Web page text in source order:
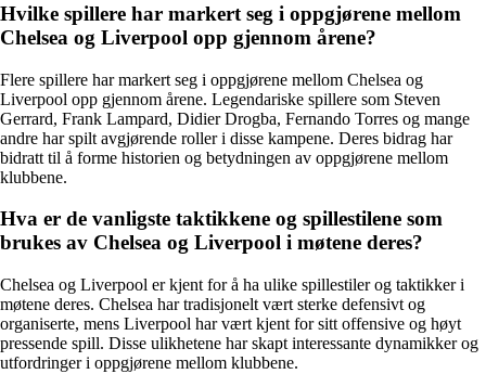
Hvilke spillere har markert seg i oppgjørene mellom
Chelsea og Liverpool opp gjennom årene?
Flere spillere har markert seg i oppgjørene mellom Chelsea og
Liverpool opp gjennom årene. Legendariske spillere som Steven
Gerrard, Frank Lampard, Didier Drogba, Fernando Torres og mange
andre har spilt avgjørende roller i disse kampene. Deres bidrag har
bidratt til å forme historien og betydningen av oppgjørene mellom
klubbene.
Hva er de vanligste taktikkene og spillestilene som
brukes av Chelsea og Liverpool i møtene deres?
Chelsea og Liverpool er kjent for å ha ulike spillestiler og taktikker i
møtene deres. Chelsea har tradisjonelt vært sterke defensivt og
organiserte, mens Liverpool har vært kjent for sitt offensive og høyt
pressende spill. Disse ulikhetene har skapt interessante dynamikker og
utfordringer i oppgjørene mellom klubbene.